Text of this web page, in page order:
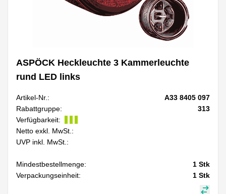
ASPÖCK Heckleuchte 3 Kammerleuchte
rund LED links
Artikel-Nr.:
A33 8405 097
Rabattgruppe:
313
Verfügbarkeit:
Netto exkl. MwSt.:
UVP inkl. MwSt.:
Mindestbestellmenge: 1 Stk
Verpackungseinheit:
1 Stk